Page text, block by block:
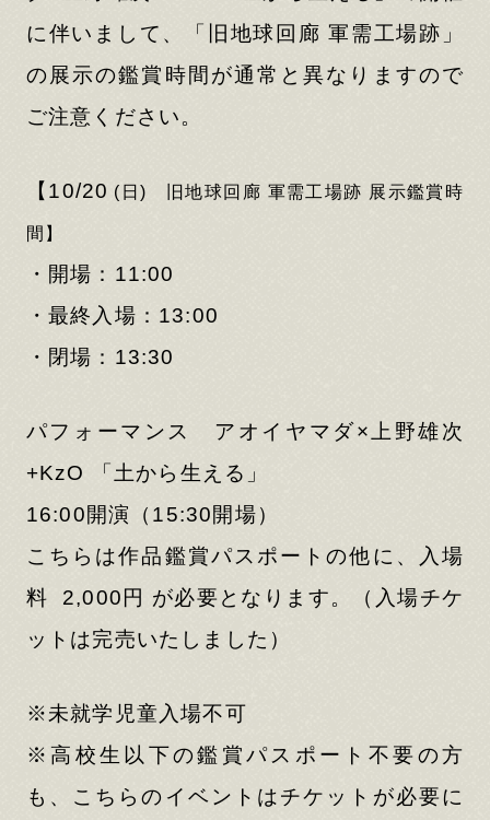
に伴いまして、「旧地球回廊 軍需⼯場跡」
の展示の鑑賞時間が通常と異なりますので
ご注意ください。
【10/20 (日) 旧地球回廊 軍需⼯場跡 展示鑑賞時
間】
・開場：11:00
・最終⼊場：13:00
・閉場：13:30
パフォーマンス アオイヤマダ×上野雄次
+KzO 「土から生える」
16:00開演（15:30開場）
こちらは作品鑑賞パスポートの他に、入場
料 2,000円 が必要となります。（入場チケ
ットは完売いたしました）
※未就学児童入場不可
※高校生以下の鑑賞パスポート不要の方
も、こちらのイベントはチケットが必要に